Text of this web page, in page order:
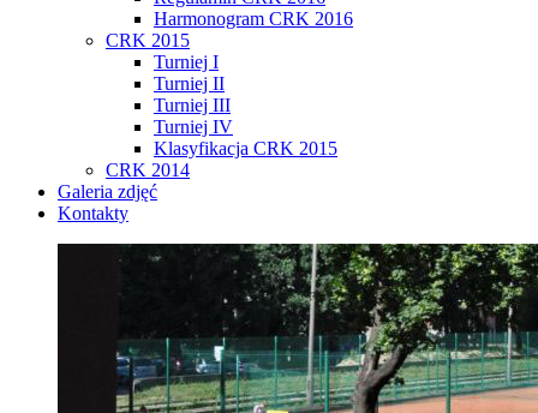
Harmonogram CRK 2016
CRK 2015
Turniej I
Turniej II
Turniej III
Turniej IV
Klasyfikacja CRK 2015
CRK 2014
Galeria zdjęć
Kontakty